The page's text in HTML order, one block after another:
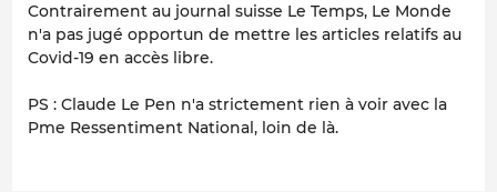
Contrairement au journal suisse Le Temps, Le Monde
n'a pas jugé opportun de mettre les articles relatifs au
Covid-19 en accès libre.
PS : Claude Le Pen n'a strictement rien à voir avec la
Pme Ressentiment National, loin de là.